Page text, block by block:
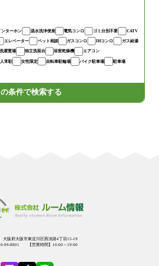
ンターホン 温水洗浄便座 電気コンロ ゴミ分別不要 CATV
エレベーター ペット相談 ガスコンロ IHコンロ ガス給湯
濯置場 独立洗面台 浴室乾燥機 エアコン
常駐 女性限定 自転車駐輪場 バイク駐車場 駐車場
阪府大阪市東淀川区西淡路4丁目15-19
99-8801 【営業時間】10:00～19:00